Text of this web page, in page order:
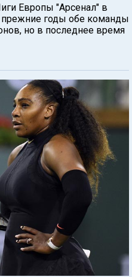
Европы "Арсенал" в
прежние годы обе команды
но в последнее время